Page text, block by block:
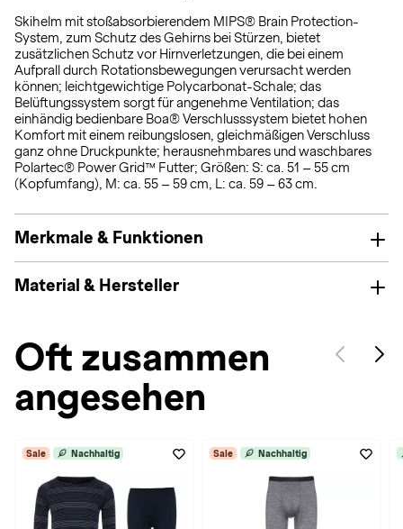
Skihelm mit stoßabsorbierendem MIPS® Brain Protection-
System, zum Schutz des Gehirns bei Stürzen, bietet
zusätzlichen Schutz vor Hirnverletzungen, die bei einem
Aufprall durch Rotationsbewegungen verursacht werden
können; leichtgewichtige Polycarbonat-Schale; das
Belüftungssystem sorgt für angenehme Ventilation; das
einhändig bedienbare Boa® Verschlusssystem bietet hohen
Komfort mit einem reibungslosen, gleichmäßigen Verschluss
ganz ohne Druckpunkte; herausnehmbares und waschbares
Polartec® Power Grid™ Futter; Größen: S: ca. 51 – 55 cm
(Kopfumfang), M: ca. 55 – 59 cm, L: ca. 59 – 63 cm.
Merkmale & Funktionen
Material & Hersteller
Oft zusammen
angesehen
Sale Nachhaltig Sale Nachhaltig